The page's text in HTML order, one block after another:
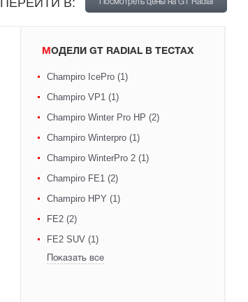
Посмотреть цены на GT Radial
МОДЕЛИ GT RADIAL В ТЕСТАХ
Champiro IcePro (1)
Champiro VP1 (1)
Champiro Winter Pro HP (2)
Champiro Winterpro (1)
Champiro WinterPro 2 (1)
Champiro FE1 (2)
Champiro HPY (1)
FE2 (2)
FE2 SUV (1)
Показать все